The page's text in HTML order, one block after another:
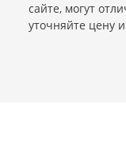
сайте, могут
уточняйте цену